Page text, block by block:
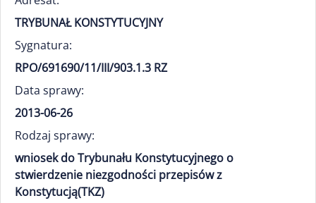
TRYBUNAŁ KONSTYTUCYJNY
Sygnatura:
RPO/691690/11/III/903.1.3 RZ
Data sprawy:
2013-06-26
Rodzaj sprawy:
wniosek do Trybunału Konstytucyjnego o
stwierdzenie niezgodności przepisów z
Konstytucją(TKZ)